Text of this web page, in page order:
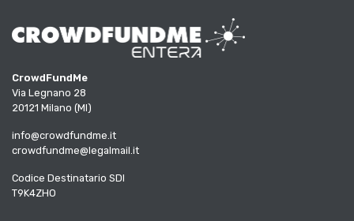
CrowdFundMe
Via Legnano 28
20121 Milano (MI)
info@crowdfundme.it
crowdfundme@legalmail.it
Codice Destinatario SDI
T9K4ZHO